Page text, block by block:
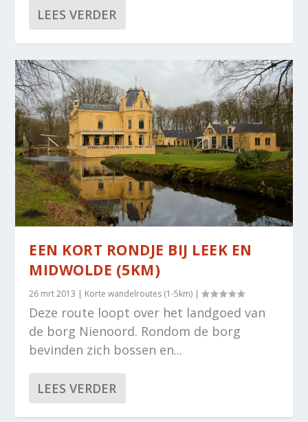
LEES VERDER
EEN KORT RONDJE BIJ LEEK EN
MIDWOLDE (5KM)
26 mrt 2013 | Korte wandelroutes (1-5km) |
Deze route loopt over het landgoed van
de borg Nienoord. Rondom de borg
bevinden zich bossen en...
LEES VERDER